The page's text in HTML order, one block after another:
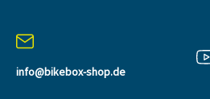
info@bikebox-shop.de